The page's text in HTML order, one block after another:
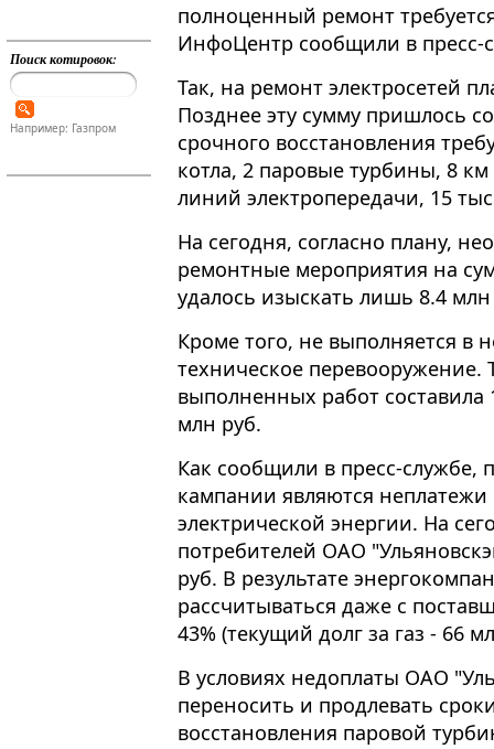
Поиск котировок:
Например: Газпром
полноценный ремонт
ИнфоЦентр сообщили в пресс-
Так, на ремонт электросетей
Позднее эту сумму пришлось
срочного восстановления
котла, 2 паровые турбины, 8
линий электропередачи, 15
На сегодня, согласно плану,
ремонтные мероприятия на
удалось изыскать лишь 8.4
Кроме того, не выполняется в
техническое перевооружение.
выполненных работ
млн руб.
Как сообщили в пресс-
кампании являются
электрической энергии. На
потребителей ОАО
руб. В результате
рассчитываться даже с
43% (текущий долг за газ - 66
В условиях недоплаты ОАО
переносить и продлевать
восстановления паровой